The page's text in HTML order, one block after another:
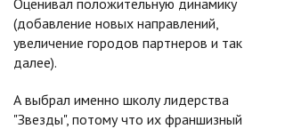
Оценивал положительную динамику
(добавление новых направлений,
увеличение городов партнеров и так
далее).
А выбрал именно школу лидерства
"Звезды", потому что их франшизный